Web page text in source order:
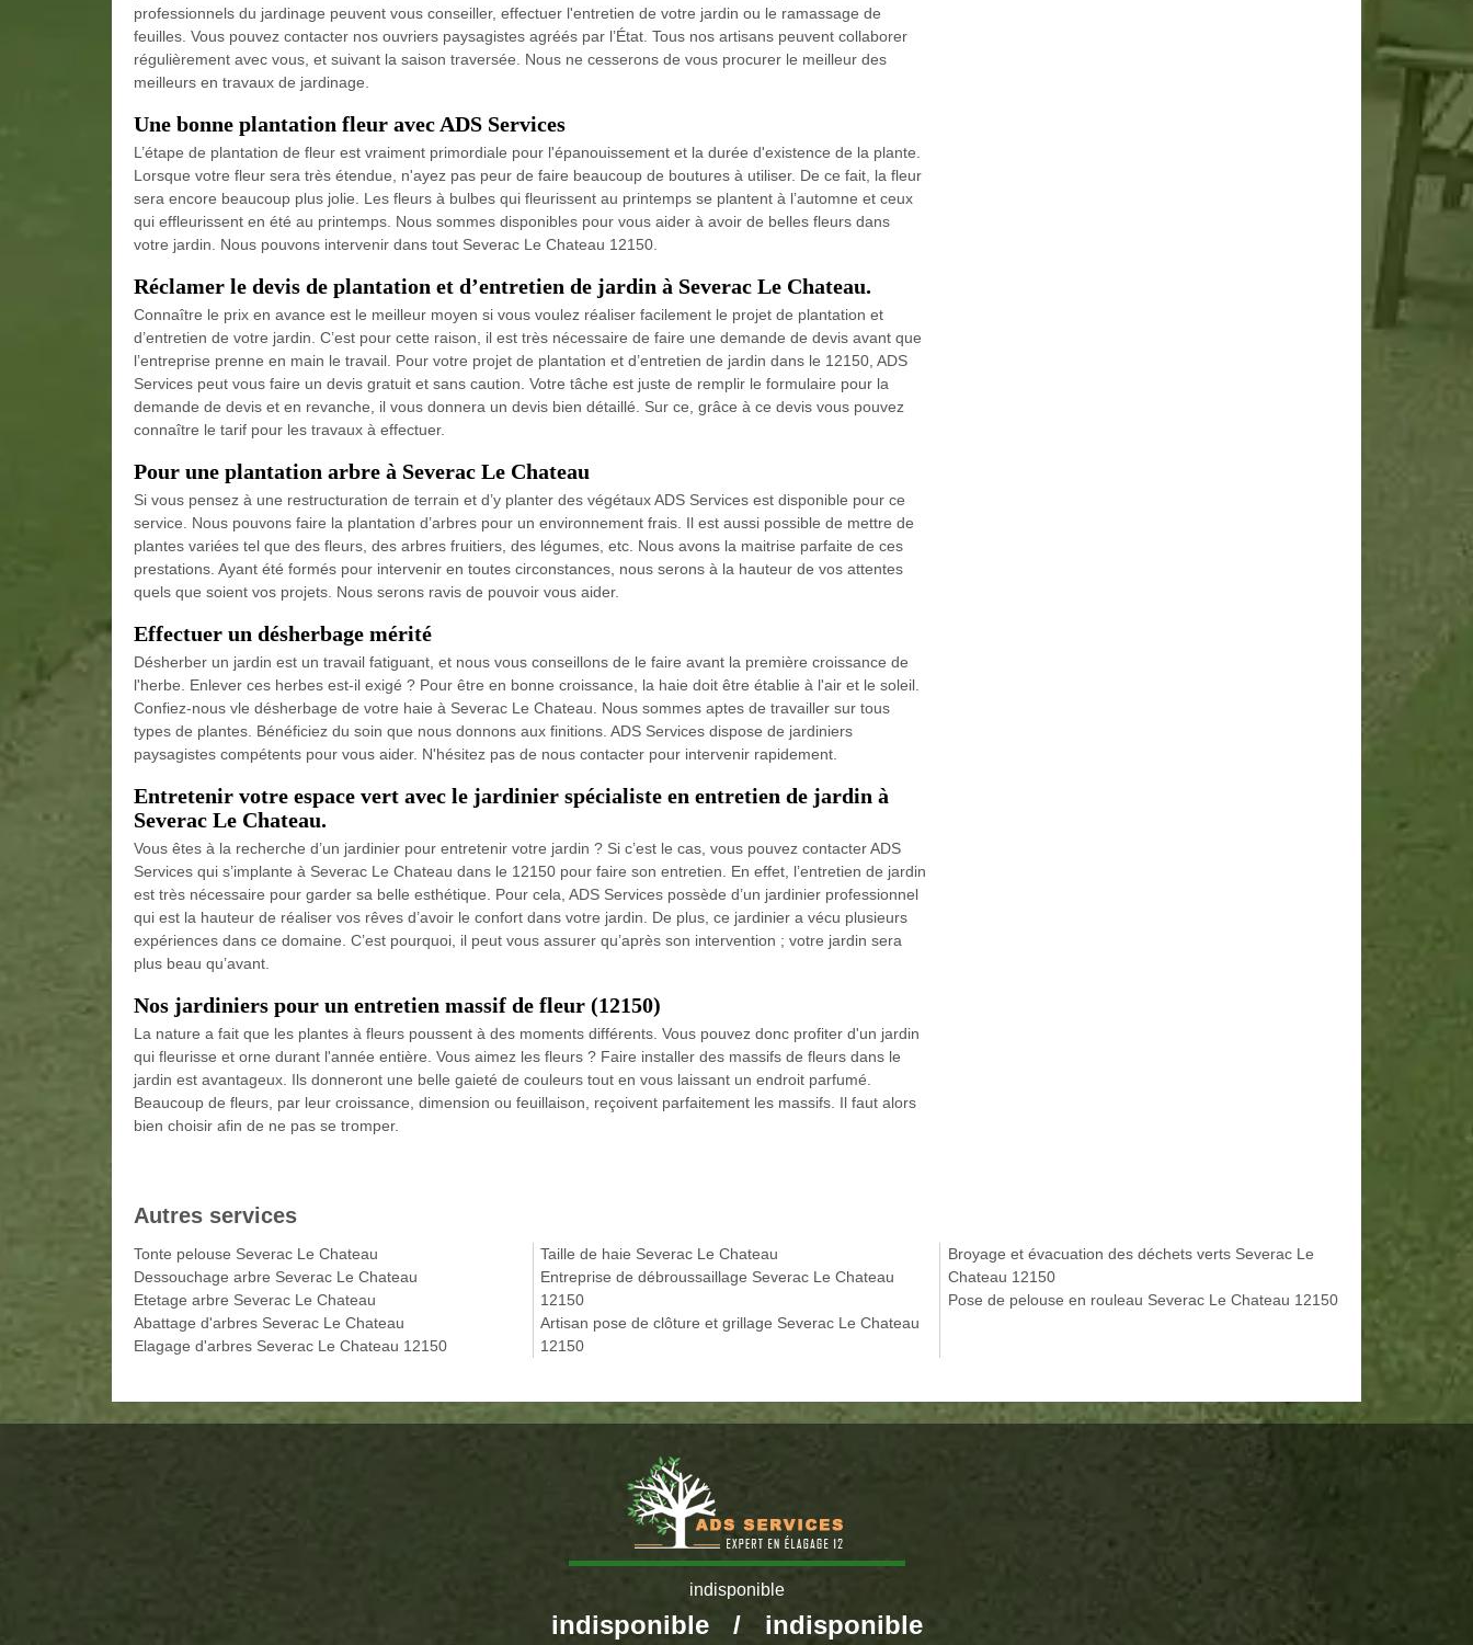
professionnels du jardinage peuvent vous conseiller, effectuer l'entretien de votre jardin ou le ramassage de
feuilles. Vous pouvez contacter nos ouvriers paysagistes agréés par l’État. Tous nos artisans peuvent collaborer
régulièrement avec vous, et suivant la saison traversée. Nous ne cesserons de vous procurer le meilleur des
meilleurs en travaux de jardinage.
Une bonne plantation fleur avec ADS Services
L’étape de plantation de fleur est vraiment primordiale pour l'épanouissement et la durée d'existence de la plante.
Lorsque votre fleur sera très étendue, n'ayez pas peur de faire beaucoup de boutures à utiliser. De ce fait, la fleur
sera encore beaucoup plus jolie. Les fleurs à bulbes qui fleurissent au printemps se plantent à l’automne et ceux
qui effleurissent en été au printemps. Nous sommes disponibles pour vous aider à avoir de belles fleurs dans
votre jardin. Nous pouvons intervenir dans tout Severac Le Chateau 12150.
Réclamer le devis de plantation et d’entretien de jardin à Severac Le Chateau.
Connaître le prix en avance est le meilleur moyen si vous voulez réaliser facilement le projet de plantation et
d’entretien de votre jardin. C’est pour cette raison, il est très nécessaire de faire une demande de devis avant que
l’entreprise prenne en main le travail. Pour votre projet de plantation et d’entretien de jardin dans le 12150, ADS
Services peut vous faire un devis gratuit et sans caution. Votre tâche est juste de remplir le formulaire pour la
demande de devis et en revanche, il vous donnera un devis bien détaillé. Sur ce, grâce à ce devis vous pouvez
connaître le tarif pour les travaux à effectuer.
Pour une plantation arbre à Severac Le Chateau
Si vous pensez à une restructuration de terrain et d’y planter des végétaux ADS Services est disponible pour ce
service. Nous pouvons faire la plantation d’arbres pour un environnement frais. Il est aussi possible de mettre de
plantes variées tel que des fleurs, des arbres fruitiers, des légumes, etc. Nous avons la maitrise parfaite de ces
prestations. Ayant été formés pour intervenir en toutes circonstances, nous serons à la hauteur de vos attentes
quels que soient vos projets. Nous serons ravis de pouvoir vous aider.
Effectuer un désherbage mérité
Désherber un jardin est un travail fatiguant, et nous vous conseillons de le faire avant la première croissance de
l'herbe. Enlever ces herbes est-il exigé ? Pour être en bonne croissance, la haie doit être établie à l'air et le soleil.
Confiez-nous vle désherbage de votre haie à Severac Le Chateau. Nous sommes aptes de travailler sur tous
types de plantes. Bénéficiez du soin que nous donnons aux finitions. ADS Services dispose de jardiniers
paysagistes compétents pour vous aider. N'hésitez pas de nous contacter pour intervenir rapidement.
Entretenir votre espace vert avec le jardinier spécialiste en entretien de jardin à
Severac Le Chateau.
Vous êtes à la recherche d’un jardinier pour entretenir votre jardin ? Si c’est le cas, vous pouvez contacter ADS
Services qui s’implante à Severac Le Chateau dans le 12150 pour faire son entretien. En effet, l’entretien de jardin
est très nécessaire pour garder sa belle esthétique. Pour cela, ADS Services possède d’un jardinier professionnel
qui est la hauteur de réaliser vos rêves d’avoir le confort dans votre jardin. De plus, ce jardinier a vécu plusieurs
expériences dans ce domaine. C’est pourquoi, il peut vous assurer qu’après son intervention ; votre jardin sera
plus beau qu’avant.
Nos jardiniers pour un entretien massif de fleur (12150)
La nature a fait que les plantes à fleurs poussent à des moments différents. Vous pouvez donc profiter d'un jardin
qui fleurisse et orne durant l'année entière. Vous aimez les fleurs ? Faire installer des massifs de fleurs dans le
jardin est avantageux. Ils donneront une belle gaieté de couleurs tout en vous laissant un endroit parfumé.
Beaucoup de fleurs, par leur croissance, dimension ou feuillaison, reçoivent parfaitement les massifs. Il faut alors
bien choisir afin de ne pas se tromper.
Autres services
Tonte pelouse Severac Le Chateau
Dessouchage arbre Severac Le Chateau
Etetage arbre Severac Le Chateau
Abattage d'arbres Severac Le Chateau
Elagage d'arbres Severac Le Chateau 12150
Taille de haie Severac Le Chateau
Entreprise de débroussaillage Severac Le Chateau
12150
Artisan pose de clôture et grillage Severac Le Chateau
12150
Broyage et évacuation des déchets verts Severac Le
Chateau 12150
Pose de pelouse en rouleau Severac Le Chateau 12150
indisponible
indisponible / indisponible